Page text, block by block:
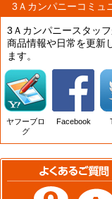
3Ａカンパニーコミュ
3Ａカンパニースタッ
商品情報や日常を更新
ます。
ヤフーブロ
グ
Facebook